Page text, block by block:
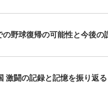
の野球復帰の可能性と今後の
激闘の記録と記憶を振り返る